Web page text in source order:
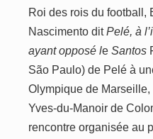
Roi des rois du football,
Nascimento ditPelé, à
ayant opposé le Santos
São Paulo) de Pelé à
Olympique de
Yves-du-Manoir de
rencontre organisée au